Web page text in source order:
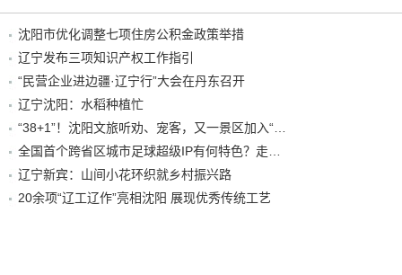
沈阳市优化调整七项住房公积金政策举措
辽宁发布三项知识产权工作指引
“民营企业进边疆·辽宁行”大会在丹东召开
辽宁沈阳：水稻种植忙
辽宁新宾：山间小花环织就乡村振兴路
20余项“辽工辽作”亮相沈阳 展现优秀传统工艺